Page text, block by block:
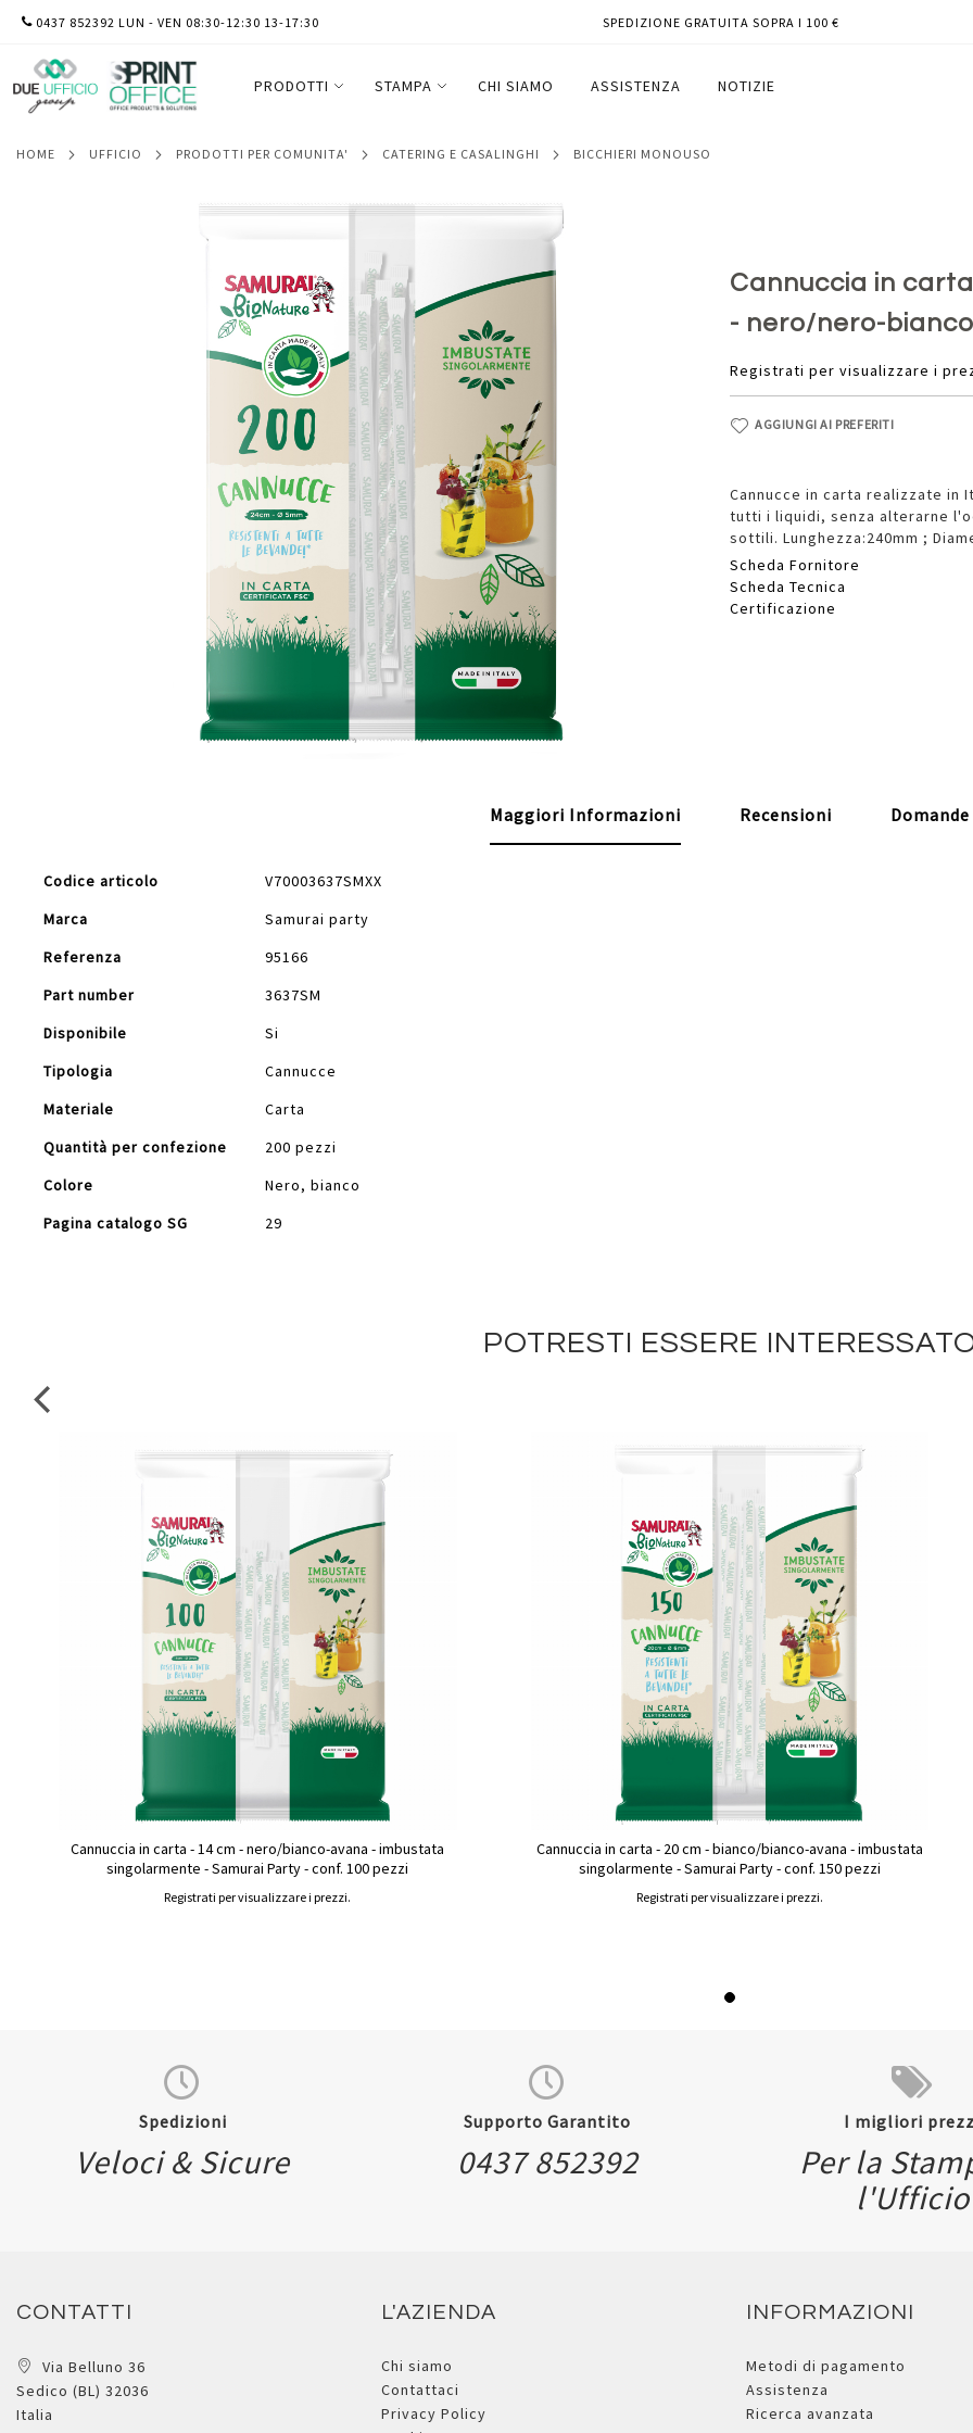
SALTA
CONTENUTO
0437 852392 LUN - VEN 08:30-12:30 13-17:30 SPEDIZIONE GRATUITA SOPRA I 100 €
PRODOTTI STAMPA CHI SIAMO ASSISTENZA NOTIZIE
HOME UFFICIO PRODOTTI PER COMUNITA' CATERING E CASALINGHI BICCHIERI MONOUSO
Cannuccia in
- nero/nero-
Registrati per visualizzare i
AGGIUNGI AI PREFERITI
Cannucce in carta realizzate in
tutti i liquidi, senza alterarne
sottili. Lunghezza:240mm ;
Scheda Fornitore
Scheda Tecnica
Certificazione
immagini
Maggiori Informazioni
Maggiori
Codice articolo
V70003637SMXX
Marca
Samurai party
Referenza
95166
Part number
3637SM
Disponibile
Si
Tipologia
Cannucce
Materiale
Carta
Quantità per confezione
200 pezzi
Colore
Nero, bianco
Pagina catalogo SG
29
Recensioni Domande
POTRESTI ESSERE
Cannuccia in carta - 14 cm - nero/bianco-avana - imbustata
singolarmente - Samurai Party - conf. 100 pezzi
Registrati per visualizzare i prezzi.
Cannuccia in carta - 20 cm - bianco/bianco-avana - imbustata
singolarmente - Samurai Party - conf. 150 pezzi
Registrati per visualizzare i prezzi.
Spedizioni
Veloci & Sicure
Supporto Garantito
0437 852392
I migliori
Per la
l'Ufficio
CONTATTI
Via Belluno 36
Sedico (BL) 32036
Italia
L'AZIENDA
Chi siamo
Contattaci
Privacy Policy
INFORMAZIONI
Metodi di pagamento
Assistenza
Ricerca avanzata
Cannuccia in carta - imbustata singolarmente - 24 cm - nero/nero-bianco -
Samurai Party - conf. 200 pezzi